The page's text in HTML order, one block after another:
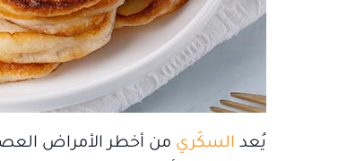
يُعد السكّري من أخطر الأمراض